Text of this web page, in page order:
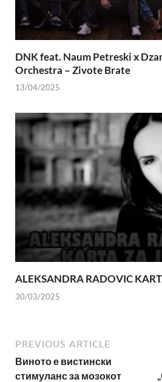
DNK feat. Naum Petreski х
Orchestra – Zivote Brate
13/04/2025
ALEKSANDRA RADOVIC
30/03/2025
PREVIOUS ARTICLE
Виното е вистински
стимуланс за мозокот